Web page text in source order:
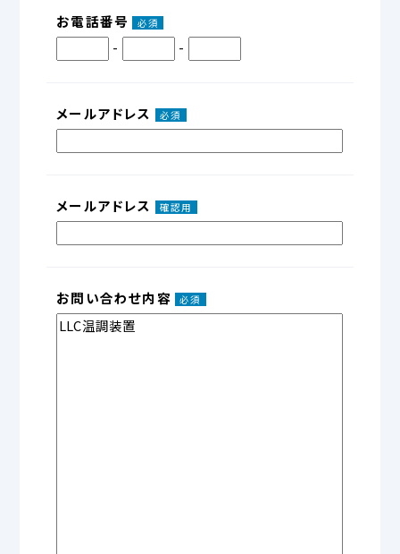
お電話番号 必須
- -
メールアドレス 必須
メールアドレス 確認用
お問い合わせ内容 必須